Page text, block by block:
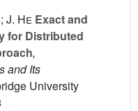
J. He Exact and
for Distributed
,
and Its
University